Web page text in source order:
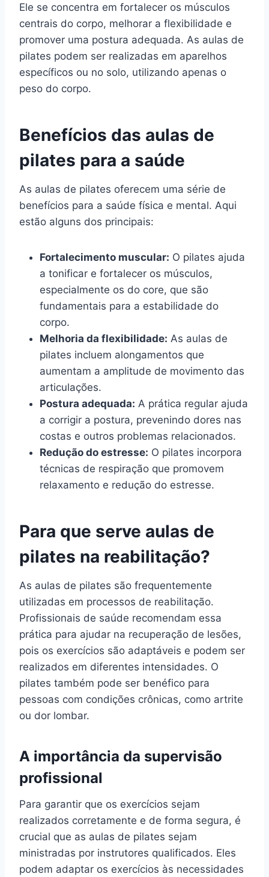
Ele se concentra em fortalecer os músculos
centrais do corpo, melhorar a flexibilidade e
promover uma postura adequada. As aulas de
pilates podem ser realizadas em aparelhos
específicos ou no solo, utilizando apenas o
peso do corpo.
Benefícios das aulas de
pilates para a saúde
As aulas de pilates oferecem uma série de
benefícios para a saúde física e mental. Aqui
estão alguns dos principais:
Fortalecimento muscular: O pilates ajuda
a tonificar e fortalecer os músculos,
especialmente os do core, que são
fundamentais para a estabilidade do
corpo.
Melhoria da flexibilidade: As aulas de
pilates incluem alongamentos que
aumentam a amplitude de movimento das
articulações.
Postura adequada: A prática regular ajuda
a corrigir a postura, prevenindo dores nas
costas e outros problemas relacionados.
Redução do estresse: O pilates incorpora
técnicas de respiração que promovem
relaxamento e redução do estresse.
Para que serve aulas de
pilates na reabilitação?
As aulas de pilates são frequentemente
utilizadas em processos de reabilitação.
Profissionais de saúde recomendam essa
prática para ajudar na recuperação de lesões,
pois os exercícios são adaptáveis e podem ser
realizados em diferentes intensidades. O
pilates também pode ser benéfico para
pessoas com condições crônicas, como artrite
ou dor lombar.
A importância da supervisão
profissional
Para garantir que os exercícios sejam
realizados corretamente e de forma segura, é
crucial que as aulas de pilates sejam
ministradas por instrutores qualificados. Eles
podem adaptar os exercícios às necessidades